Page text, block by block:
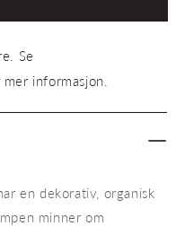
Wall
Se
informasjon.
en dekorativ, organisk
minner om